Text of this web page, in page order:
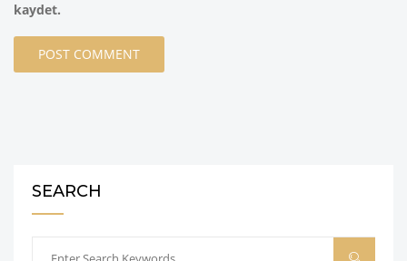
kaydet.
SEARCH